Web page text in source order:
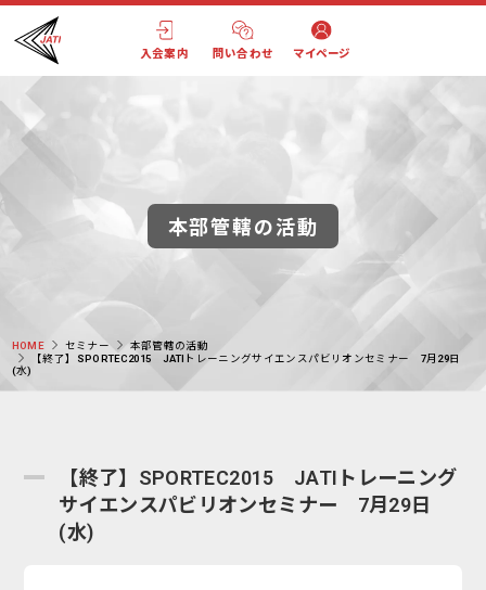
入会案内 問い合わせ マイページ
本部管轄の活動
HOME セミナー
本部管轄の活動
【終了】SPORTEC2015 JATIトレーニングサイエンスパビリオンセミナー 7月29日
(水)
【終了】SPORTEC2015 JATIトレーニング
サイエンスパビリオンセミナー 7月29日
(水)